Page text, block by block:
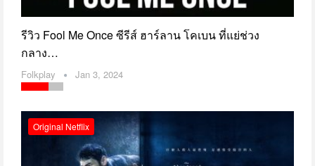
รีวิว Fool Me Once ซีรีส์ ฮาร์ลาน โคเบน ที่แย่ช่วง
กลาง…
Folkplay Jan 3, 2024
Original Netflix